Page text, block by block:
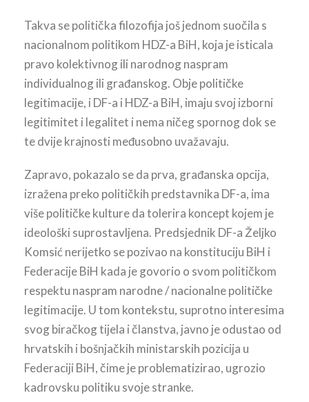
Takva se politička filozofija još jednom suočila s
nacionalnom politikom HDZ-a BiH, koja je isticala
pravo kolektivnog ili narodnog naspram
individualnog ili građanskog. Obje političke
legitimacije, i DF-a i HDZ-a BiH, imaju svoj izborni
legitimitet i legalitet i nema ničeg spornog dok se
te dvije krajnosti međusobno uvažavaju.
Zapravo, pokazalo se da prva, građanska opcija,
izražena preko političkih predstavnika DF-a, ima
više političke kulture da tolerira koncept kojem je
ideološki suprostavljena. Predsjednik DF-a Željko
Komsić nerijetko se pozivao na konstituciju BiH i
Federacije BiH kada je govorio o svom političkom
respektu naspram narodne / nacionalne političke
legitimacije. U tom kontekstu, suprotno interesima
svog biračkog tijela i članstva, javno je odustao od
hrvatskih i bošnjačkih ministarskih pozicija u
Federaciji BiH, čime je problematizirao, ugrozio
kadrovsku politiku svoje stranke.